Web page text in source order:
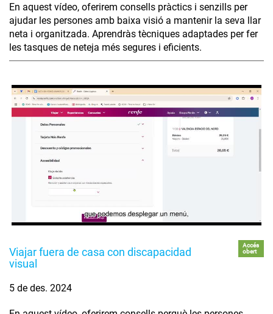
En aquest vídeo, oferirem consells pràctics i senzills per
ajudar les persones amb baixa visió a mantenir la seva llar
neta i organitzada. Aprendràs tècniques adaptades per fer
les tasques de neteja més segures i eficients.
Viajar fuera de casa con discapacidad
visual
Accés
obert
5 de des. 2024